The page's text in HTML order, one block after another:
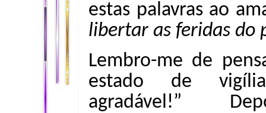
estas palavras ao
libertar as feridas do
Lembro-me de
estado de
agradável!”